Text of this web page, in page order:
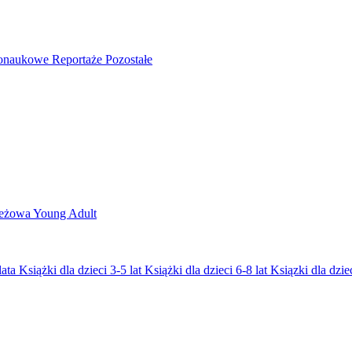
Reportaże Pozostałe
Young Adult
Książki dla dzieci 3-5 lat Książki dla dzieci 6-8 lat Ksiązki dla